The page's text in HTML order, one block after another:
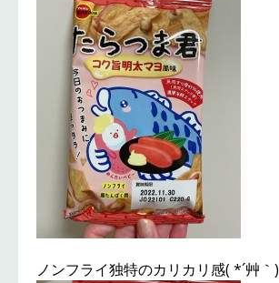
ノンフライ独特のカリカリ感( *´艸｀)